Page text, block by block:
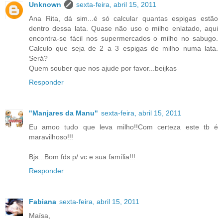
Unknown
sexta-feira, abril 15, 2011
Ana Rita, dá sim...é só calcular quantas espigas estão
dentro dessa lata. Quase não uso o milho enlatado, aqui
encontra-se fácil nos supermercados o milho no sabugo.
Calculo que seja de 2 a 3 espigas de milho numa lata.
Será?
Quem souber que nos ajude por favor...beijkas
Responder
"Manjares da Manu" sexta-feira, abril 15, 2011
Eu amoo tudo que leva milho!!Com certeza este tb é
maravilhoso!!!
Bjs...Bom fds p/ vc e sua família!!!
Responder
Fabiana sexta-feira, abril 15, 2011
Maísa,